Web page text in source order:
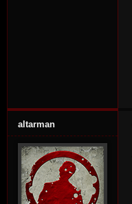
altarman